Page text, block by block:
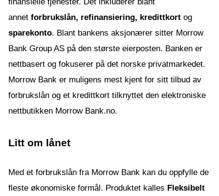
annet forbrukslån, refinansiering, kredittkort og
sparekonto. Blant bankens aksjonærer sitter Morrow
Bank Group AS på den største eierposten. Banken er
nettbasert og fokuserer på det norske privatmarkedet.
Morrow Bank er muligens mest kjent for sitt tilbud av
forbrukslån og et kredittkort tilknyttet den elektroniske
nettbutikken Morrow Bank.no.
Litt om lånet
Med et forbrukslån fra Morrow Bank kan du oppfylle de
fleste økonomiske formål. Produktet kalles Fleksibelt